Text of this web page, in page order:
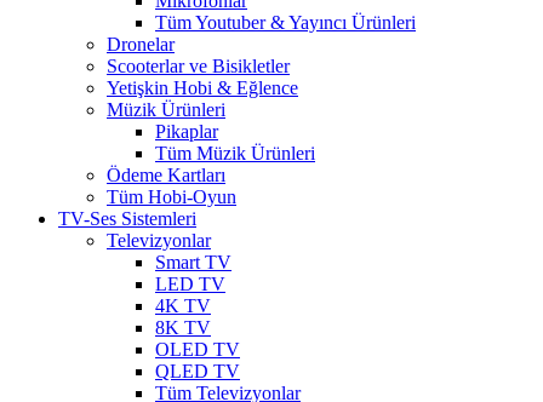
Tüm Youtuber & Yayıncı Ürünleri
Dronelar
Scooterlar ve Bisikletler
Yetişkin Hobi & Eğlence
Müzik Ürünleri
Pikaplar
Tüm Müzik Ürünleri
Ödeme Kartları
Tüm Hobi-Oyun
TV-Ses Sistemleri
Televizyonlar
Smart TV
LED TV
4K TV
8K TV
OLED TV
QLED TV
Tüm Televizyonlar